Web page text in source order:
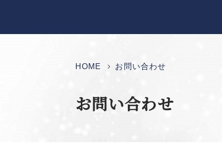
HOME お問い合わせ
お問い合わせ